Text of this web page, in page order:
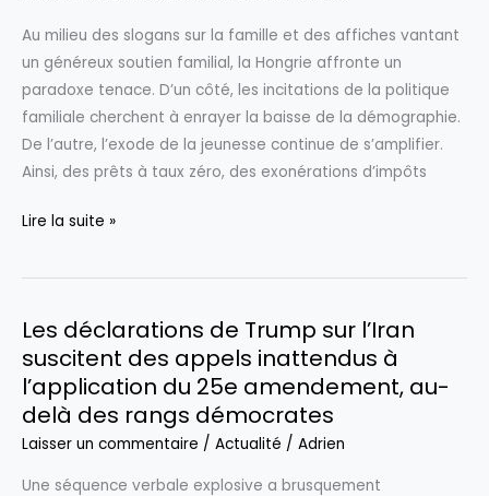
Au milieu des slogans sur la famille et des affiches vantant
un généreux soutien familial, la Hongrie affronte un
paradoxe tenace. D’un côté, les incitations de la politique
familiale cherchent à enrayer la baisse de la démographie.
De l’autre, l’exode de la jeunesse continue de s’amplifier.
Ainsi, des prêts à taux zéro, des exonérations d’impôts
Hongrie
Orban
un
champion
de
la
famille
Lire la suite »
Les déclarations de Trump sur l’Iran
suscitent des appels inattendus à
l’application du 25e amendement, au-
delà des rangs démocrates
Laisser un commentaire / Actualité / Adrien
Une séquence verbale explosive a brusquement